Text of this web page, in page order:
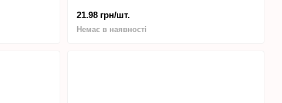
21.98 грн/шт.
Немає в наявності